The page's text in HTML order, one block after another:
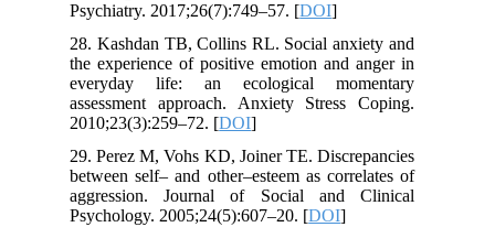
Psychiatry. 2017;26(7):749–57. [DOI
28. Kashdan TB, Collins RL. Social anxiety and
the experience of positive emotion and anger in
everyday life: an ecological momentary
assessment approach. Anxiety Stress Coping.
2010;23(3):259–72. [DOI
29. Perez M, Vohs KD, Joiner TE. Discrepancies
between self– and other–esteem as correlates of
aggression. Journal of Social and Clinical
Psychology. 2005;24(5):607–20. [DOI